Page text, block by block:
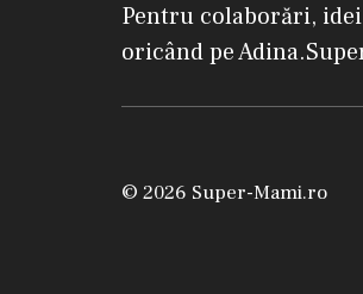
Pentru colaborări,
oricând pe
© 2026 Super-Mami.ro